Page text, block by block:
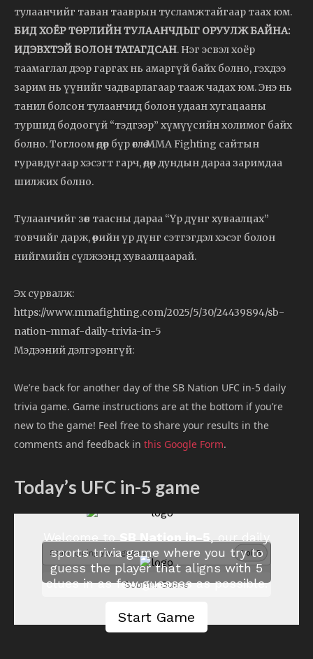
тулаанчийг таван тааврын тусламжтайгаар таах юм.
БИД ХОЁР ТӨРЛИЙН ТУЛААНЧДЫГ ОРУУЛЖ БАЙНА:
ИДЭВХТЭЙ БОЛОН ТАТАГДСАН. Нэг эсвэл хоёр
таамаглал дээр гаргах нь амаргүй байх болно, гэхдээ
зарим нь үүнийг чадварлагаар тааж чадах юм. Энэ нь
танил болсон тулаанчид болон удаан хугацааны
туршид бодоогүй “тэдгээр” хүмүүсийн холимог байх
болно. Тоглоом өдөр бүр өглөө MMA Fighting сайтын
гуравдугаар хэсэгт гарч, өдөр дундын дараа заримдаа
шилжих болно.
Тулаанчийг зөв таасны дараа “Үр дүнг хуваалцах”
товчийг дарж, өөрийн үр дүнг сэтгэгдэл хэсэг болон
нийгмийн сүлжээнд хуваалцаарай.
Эх сурвалж:
https://www.mmafighting.com/2025/5/30/24439894/sb-
nation-mmaf-daily-trivia-in-5
Мэдээний дэлгэрэнгүй:
We’re back for another day of the SB Nation UFC in-5 daily
trivia game. Game instructions are at the bottom if you’re
new to the game! Feel free to share your results in the
comments and feedback in this Google Form.
Today’s UFC in-5 game